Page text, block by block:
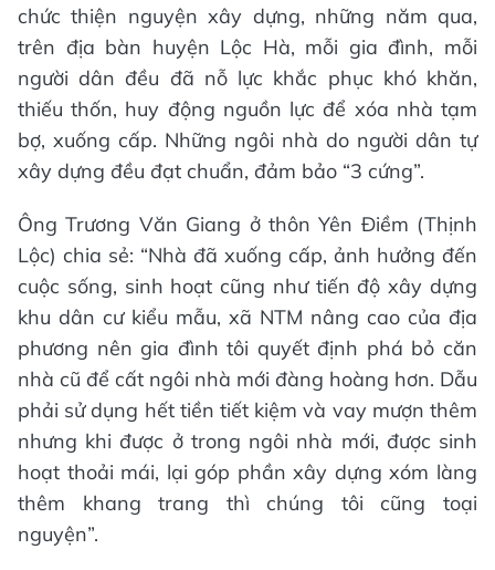
chức thiện nguyện xây dựng, những năm qua,
trên địa bàn huyện Lộc Hà, mỗi gia đình, mỗi
người dân đều đã nỗ lực khắc phục khó khăn,
thiếu thốn, huy động nguồn lực để xóa nhà tạm
bợ, xuống cấp. Những ngôi nhà do người dân tự
xây dựng đều đạt chuẩn, đảm bảo “3 cứng”.
Ông Trương Văn Giang ở thôn Yên Điềm (Thịnh
Lộc) chia sẻ: “Nhà đã xuống cấp, ảnh hưởng đến
cuộc sống, sinh hoạt cũng như tiến độ xây dựng
khu dân cư kiểu mẫu, xã NTM nâng cao của địa
phương nên gia đình tôi quyết định phá bỏ căn
nhà cũ để cất ngôi nhà mới đàng hoàng hơn. Dẫu
phải sử dụng hết tiền tiết kiệm và vay mượn thêm
nhưng khi được ở trong ngôi nhà mới, được sinh
hoạt thoải mái, lại góp phần xây dựng xóm làng
thêm khang trang thì chúng tôi cũng toại
nguyện”.